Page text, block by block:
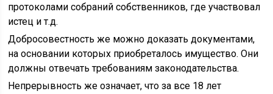
протоколами собраний собственников, где участвовал
истец и т.д.
Добросовестность же можно доказать документами,
на основании которых приобреталось имущество. Они
должны отвечать требованиям законодательства.
Непрерывность же означает, что за все 18 лет